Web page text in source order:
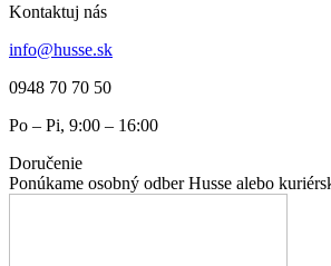
Kontaktuj nás
info@husse.sk
0948 70 70 50
Po – Pi, 9:00 – 16:00
Doručenie
Ponúkame osobný odber Husse alebo